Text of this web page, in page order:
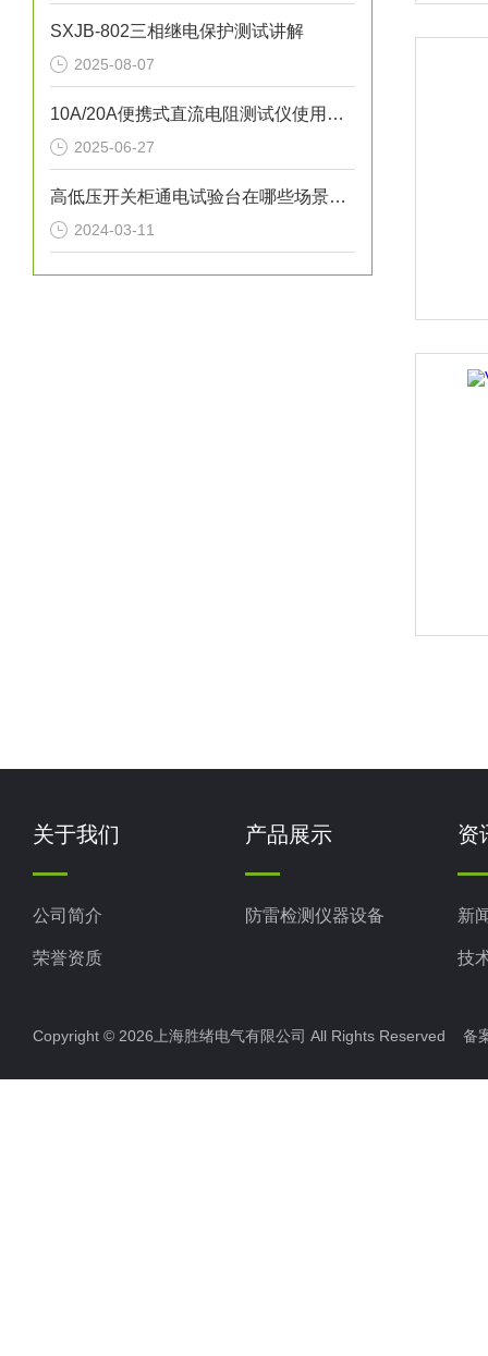
SXJB-802三相继电保护测试讲解
2025-08-07
10A/20A便携式直流电阻测试仪使用注意事项
2025-06-27
高低压开关柜通电试验台在哪些场景下使用？
2024-03-11
关于我们
公司简介
荣誉资质
产品展示
防雷检测仪器设备
资
新
技
Copyright © 2026上海胜绪电气有限公司 All Rights Reserved 备